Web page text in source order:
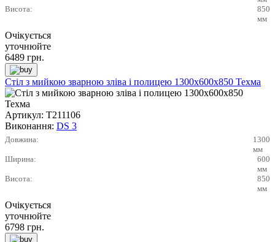
Висота:
850
мм
Очікується
уточнюйте
6489 грн.
Стіл з мийкою зварною зліва і полицею 1300х600х850 Техма
Артикул: Т211106
Виконання: DS 3
Довжина:
1300
мм
Ширина:
600
мм
Висота:
850
мм
Очікується
уточнюйте
6798 грн.